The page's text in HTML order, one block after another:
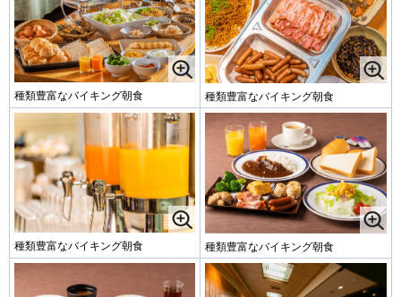
種類豊富なバイキング朝食 種類豊富なバイキング朝食
種類豊富なバイキング朝食 種類豊富なバイキング朝食